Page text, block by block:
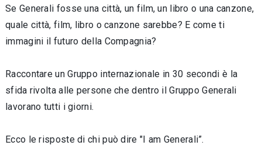
Se Generali fosse una città, un film, un libro o una canzone,
quale città, film, libro o canzone sarebbe? E come ti
immagini il futuro della Compagnia?
Raccontare un Gruppo internazionale in 30 secondi è la
sfida rivolta alle persone che dentro il Gruppo Generali
lavorano tutti i giorni.
Ecco le risposte di chi può dire "I am Generali”.